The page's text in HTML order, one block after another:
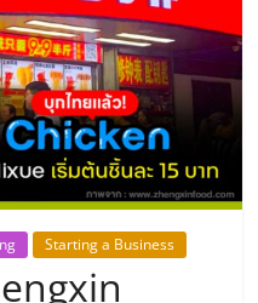
Starting a Business